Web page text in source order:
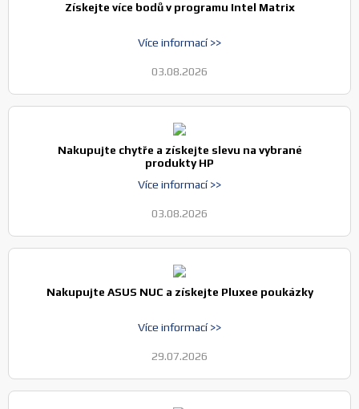
Získejte více bodů v programu Intel Matrix
Více informací >>
03.08.2026
Nakupujte chytře a získejte slevu na vybrané
produkty HP
Více informací >>
03.08.2026
Nakupujte ASUS NUC a získejte Pluxee poukázky
Více informací >>
29.07.2026